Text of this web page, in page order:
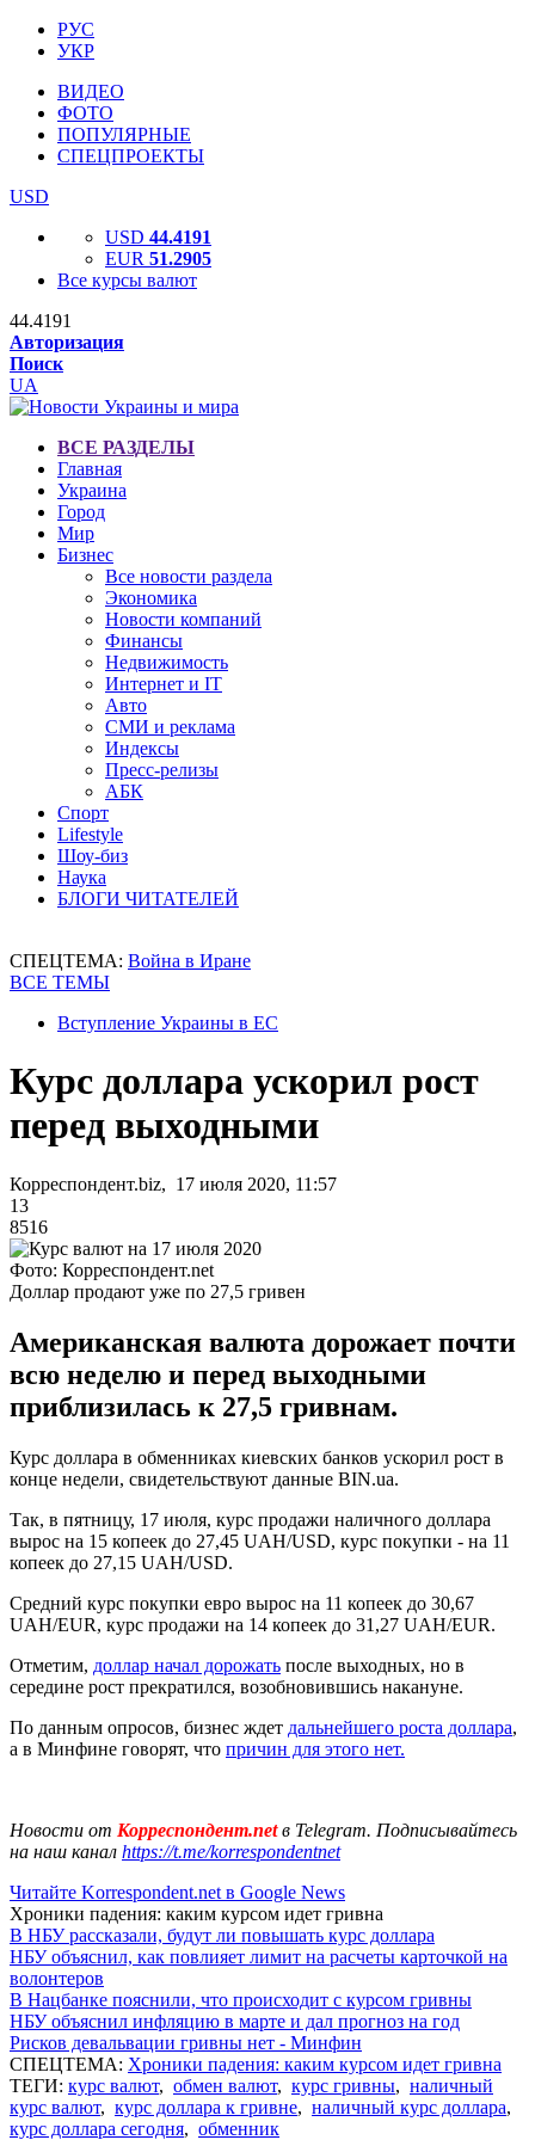
РУС
УКР
ВИДЕО
ФОТО
ПОПУЛЯРНЫЕ
СПЕЦПРОЕКТЫ
USD
USD 44.4191
EUR 51.2905
Все курсы валют
44.4191
Авторизация
Поиск
UA
ВСЕ РАЗДЕЛЫ
Главная
Украина
Город
Мир
Бизнес
Все новости раздела
Экономика
Новости компаний
Финансы
Недвижимость
Интернет и IT
Авто
СМИ и реклама
Индексы
Пресс-релизы
АБК
Спорт
Lifestyle
Шоу-биз
Наука
БЛОГИ ЧИТАТЕЛЕЙ
СПЕЦТЕМА: Война в Иране
ВСЕ ТЕМЫ
Вступление Украины в ЕС
Курс доллара ускорил рост
перед выходными
Корреспондент.biz, 17 июля 2020, 11:57
13
8516
Фото: Корреспондент.net
Доллар продают уже по 27,5 гривен
Американская валюта дорожает почти
всю неделю и перед выходными
приблизилась к 27,5 гривнам.
Курс доллара в обменниках киевских банков ускорил рост в
конце недели, свидетельствуют данные BIN.ua.
Так, в пятницу, 17 июля, курс продажи наличного доллара
вырос на 15 копеек до 27,45 UAH/USD, курс покупки - на 11
копеек до 27,15 UAH/USD.
Средний курс покупки евро вырос на 11 копеек до 30,67
UAH/EUR, курс продажи на 14 копеек до 31,27 UAH/EUR.
Отметим, доллар начал дорожать после выходных, но в
середине рост прекратился, возобновившись накануне.
По данным опросов, бизнес ждет дальнейшего роста доллара,
а в Минфине говорят, что причин для этого нет.
Новости от Корреспондент.netв Telegram. Подписывайтесь
на наш канал https://t.me/korrespondentnet
Читайте Korrespondent.net в Google News
Хроники падения: каким курсом идет гривна
В НБУ рассказали, будут ли повышать курс доллара
НБУ объяснил, как повлияет лимит на расчеты карточкой на
волонтеров
В Нацбанке пояснили, что происходит с курсом гривны
НБУ объяснил инфляцию в марте и дал прогноз на год
Рисков девальвации гривны нет - Минфин
СПЕЦТЕМА: Хроники падения: каким курсом идет гривна
ТЕГИ: курс валют, обмен валют, курс гривны, наличный
курс валют, курс доллара к гривне, наличный курс доллара,
курс доллара сегодня, обменник